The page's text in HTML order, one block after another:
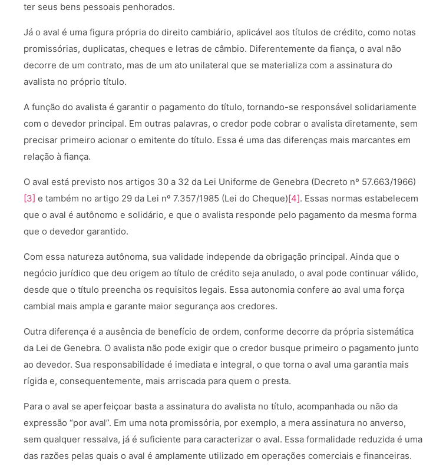
ter seus bens pessoais penhorados.
Já o aval é uma figura própria do direito cambiário, aplicável aos títulos de crédito, como notas
promissórias, duplicatas, cheques e letras de câmbio. Diferentemente da fiança, o aval não
decorre de um contrato, mas de um ato unilateral que se materializa com a assinatura do
avalista no próprio título.
A função do avalista é garantir o pagamento do título, tornando-se responsável solidariamente
com o devedor principal. Em outras palavras, o credor pode cobrar o avalista diretamente, sem
precisar primeiro acionar o emitente do título. Essa é uma das diferenças mais marcantes em
relação à fiança.
O aval está previsto nos artigos 30 a 32 da Lei Uniforme de Genebra (Decreto nº 57.663/1966)
[3] e também no artigo 29 da Lei nº 7.357/1985 (Lei do Cheque)[4]. Essas normas estabelecem
que o aval é autônomo e solidário, e que o avalista responde pelo pagamento da mesma forma
que o devedor garantido.
Com essa natureza autônoma, sua validade independe da obrigação principal. Ainda que o
negócio jurídico que deu origem ao título de crédito seja anulado, o aval pode continuar válido,
desde que o título preencha os requisitos legais. Essa autonomia confere ao aval uma força
cambial mais ampla e garante maior segurança aos credores.
Outra diferença é a ausência de benefício de ordem, conforme decorre da própria sistemática
da Lei de Genebra. O avalista não pode exigir que o credor busque primeiro o pagamento junto
ao devedor. Sua responsabilidade é imediata e integral, o que torna o aval uma garantia mais
rígida e, consequentemente, mais arriscada para quem o presta.
Para o aval se aperfeiçoar basta a assinatura do avalista no título, acompanhada ou não da
expressão “por aval”. Em uma nota promissória, por exemplo, a mera assinatura no anverso,
sem qualquer ressalva, já é suficiente para caracterizar o aval. Essa formalidade reduzida é uma
das razões pelas quais o aval é amplamente utilizado em operações comerciais e financeiras.